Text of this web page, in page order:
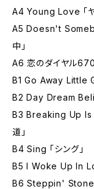
A4 Young Love 「ヤ
A5 Doesn't
中」
A6 恋のダイヤル
B1 Go Away Little Girl
B2 Day Dream
B3 Breaking Up Is
道」
B4 Sing 「シング」
B5 I Woke Up In
B6 Steppin' Stone